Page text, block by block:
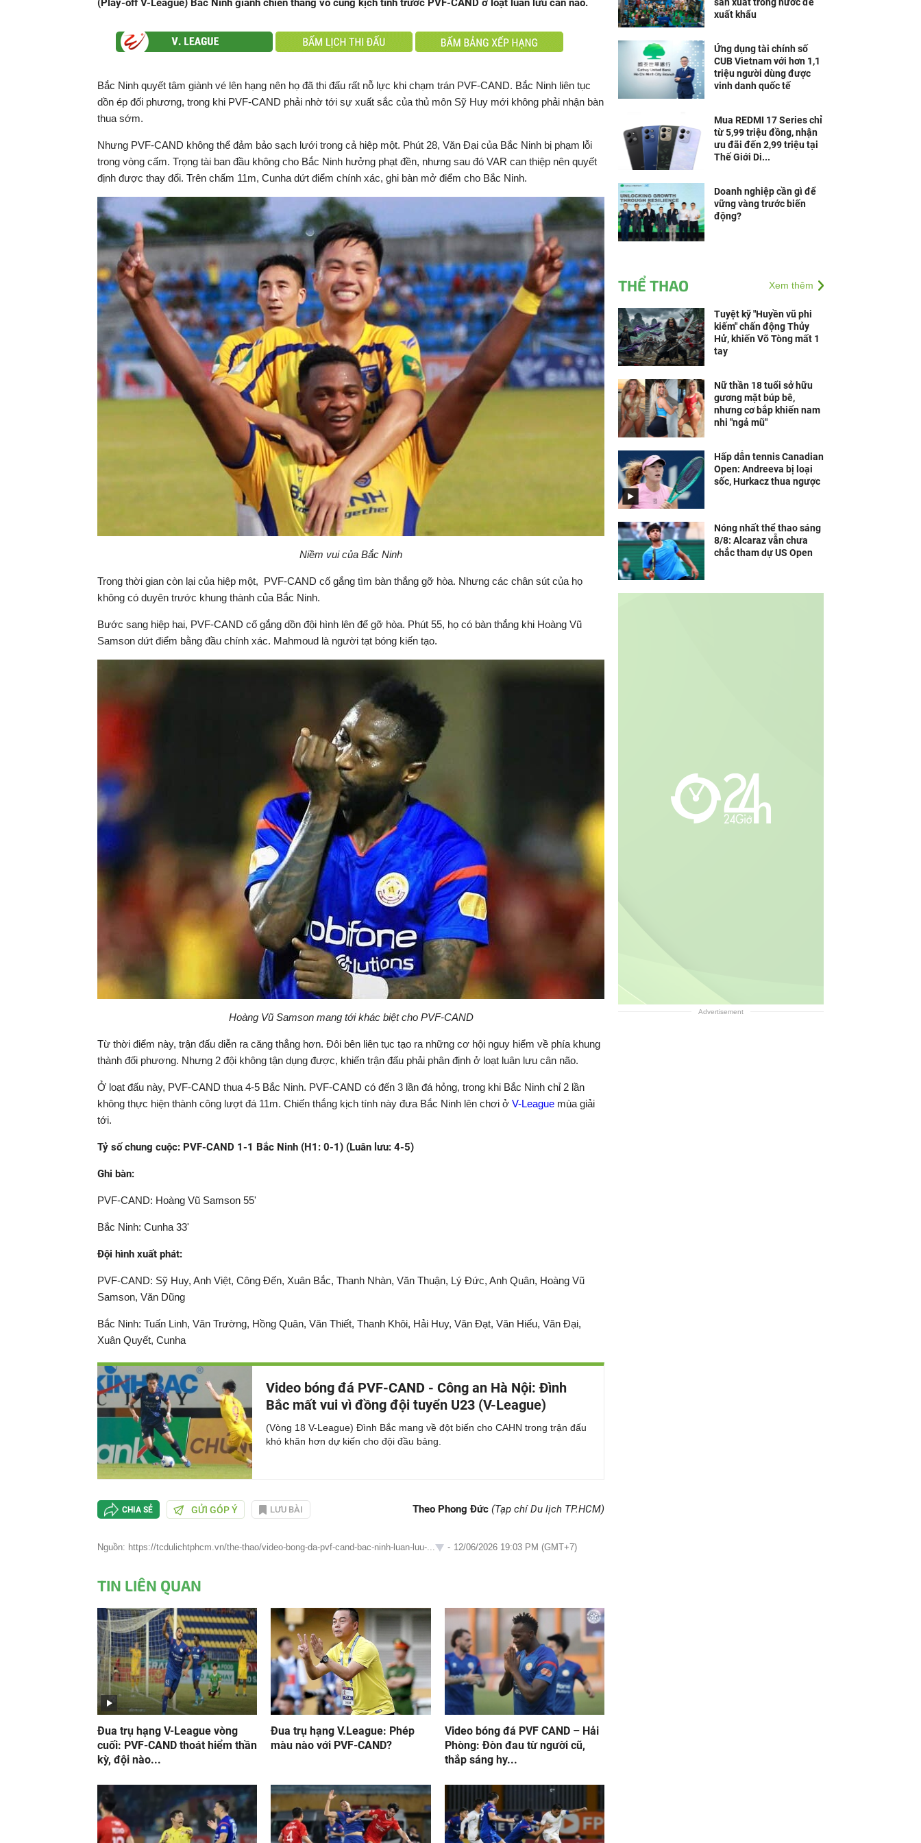
(Play-off V-League) Bắc Ninh giành chiến thắng vô cùng kịch tính trước PVF-CAND ở loạt luân lưu cân não.
Bắc Ninh quyết tâm giành vé lên hạng nên họ đã thi đấu rất nỗ lực khi chạm trán PVF-CAND. Bắc Ninh liên tục
dồn ép đối phương, trong khi PVF-CAND phải nhờ tới sự xuất sắc của thủ môn Sỹ Huy mới không phải nhận bàn
thua sớm.
Nhưng PVF-CAND không thể đảm bảo sạch lưới trong cả hiệp một. Phút 28, Văn Đại của Bắc Ninh bị phạm lỗi
trong vòng cấm. Trọng tài ban đầu không cho Bắc Ninh hưởng phạt đền, nhưng sau đó VAR can thiệp nên quyết
định được thay đổi. Trên chấm 11m, Cunha dứt điểm chính xác, ghi bàn mở điểm cho Bắc Ninh.
Niềm vui của Bắc Ninh
Trong thời gian còn lại của hiệp một, PVF-CAND cố gắng tìm bàn thắng gỡ hòa. Nhưng các chân sút của họ
không có duyên trước khung thành của Bắc Ninh.
Bước sang hiệp hai, PVF-CAND cố gắng dồn đội hình lên để gỡ hòa. Phút 55, họ có bàn thắng khi Hoàng Vũ
Samson dứt điểm bằng đầu chính xác. Mahmoud là người tạt bóng kiến tạo.
Hoàng Vũ Samson mang tới khác biệt cho PVF-CAND
Từ thời điểm này, trận đấu diễn ra căng thẳng hơn. Đôi bên liên tục tạo ra những cơ hội nguy hiểm về phía khung
thành đối phương. Nhưng 2 đội không tận dụng được, khiến trận đấu phải phân định ở loạt luân lưu cân não.
Ở loạt đấu này, PVF-CAND thua 4-5 Bắc Ninh. PVF-CAND có đến 3 lần đá hỏng, trong khi Bắc Ninh chỉ 2 lần
không thực hiện thành công lượt đá 11m. Chiến thắng kịch tính này đưa Bắc Ninh lên chơi ở V-League mùa giải
tới.
Tỷ số chung cuộc: PVF-CAND 1-1 Bắc Ninh (H1: 0-1) (Luân lưu: 4-5)
Ghi bàn:
PVF-CAND: Hoàng Vũ Samson 55'
Bắc Ninh: Cunha 33'
Đội hình xuất phát:
PVF-CAND: Sỹ Huy, Anh Việt, Công Đến, Xuân Bắc, Thanh Nhàn, Văn Thuận, Lý Đức, Anh Quân, Hoàng Vũ
Samson, Văn Dũng
Bắc Ninh: Tuấn Linh, Văn Trường, Hồng Quân, Văn Thiết, Thanh Khôi, Hải Huy, Văn Đạt, Văn Hiếu, Văn Đại,
Xuân Quyết, Cunha
Video bóng đá PVF-CAND - Công an Hà Nội: Đình
Bắc mất vui vì đồng đội tuyển U23 (V-League)
(Vòng 18 V-League) Đình Bắc mang về đột biến cho CAHN trong trận đấu
khó khăn hơn dự kiến cho đội đầu bảng.
CHIA SẺ GỬI GÓP Ý LƯU BÀI Theo Phong Đức (Tạp chí Du lịch TP.HCM)
Nguồn: https://tcdulichtphcm.vn/the-thao/video-bong-da-pvf-cand-bac-ninh-luan-luu-... - 12/06/2026 19:03 PM (GMT+7)
TIN LIÊN QUAN
Đua trụ hạng V-League vòng
cuối: PVF-CAND thoát hiểm thần
kỳ, đội nào...
Đua trụ hạng V.League: Phép
màu nào với PVF-CAND?
Video bóng đá PVF CAND – Hải
Phòng: Đòn đau từ người cũ,
thắp sáng hy...
xuất khẩu
Ứng dụng tài chính số
CUB Vietnam với hơn 1,1
triệu người dùng được
vinh danh quốc tế
Mua REDMI 17 Series chỉ
từ 5,99 triệu đồng, nhận
ưu đãi đến 2,99 triệu tại
Thế Giới Di...
Doanh nghiệp cần gì để
vững vàng trước biến
động?
THỂ THAO Xem thêm
Tuyệt kỹ "Huyền vũ phi
kiếm" chấn động Thủy
Hử, khiến Võ Tòng mất 1
tay
Nữ thần 18 tuổi sở hữu
gương mặt búp bê,
nhưng cơ bắp khiến nam
nhi "ngả mũ"
Hấp dẫn tennis Canadian
Open: Andreeva bị loại
sốc, Hurkacz thua ngược
Nóng nhất thể thao sáng
8/8: Alcaraz vẫn chưa
chắc tham dự US Open
Advertisement